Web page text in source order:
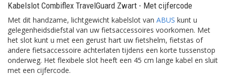
Kabelslot Combiflex TravelGuard Zwart - Met cijfercode
Met dit handzame, lichtgewicht kabelslot van ABUS kunt u
gelegenheidsdiefstal van uw fietsaccessoires voorkomen. Met
het slot kunt u met een gerust hart uw fietshelm, fietstas of
andere fietsaccessoire achterlaten tijdens een korte tussenstop
onderweg. Het flexibele slot heeft een 45 cm lange kabel en sluit
met een cijfercode.